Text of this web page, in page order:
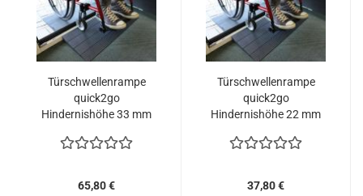
Türschwellenrampe
quick2go
Hindernishöhe 33 mm
65,80 €
Türschwellenrampe
quick2go
Hindernishöhe 22 mm
37,80 €